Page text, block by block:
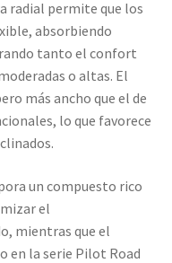
radial permite que los
absorbiendo
tanto el confort
o altas. El
más ancho que el de
lo que favorece
un compuesto rico
el
mientras que el
en la serie Pilot Road